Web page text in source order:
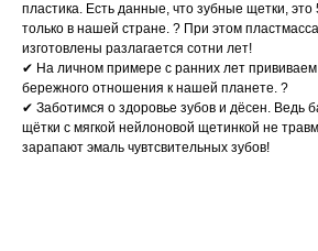
пластика. Есть данные, что зубные щетки, это
только в нашей стране. ? При этом
изготовлены разлагается сотни лет!
✔ На личном примере с ранних лет прививаем
бережного отношения к нашей планете. ?
✔ Заботимся о здоровье зубов и дёсен. Ведь
щётки с мягкой нейлоновой щетинкой не
зарапают эмаль чувтсвительных зубов!